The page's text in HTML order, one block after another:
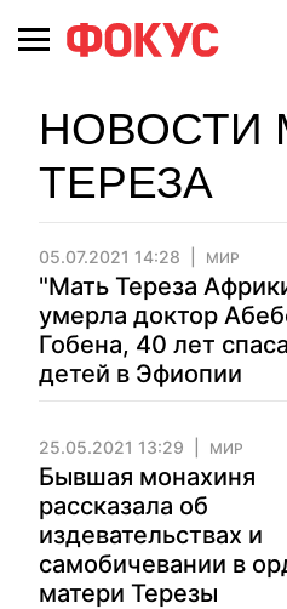
НОВОСТИ
ТЕРЕЗА
05.07.2021 14:28 МИР
"Мать Тереза
умерла доктор
Гобена, 40 лет
детей в Эфиопии
25.05.2021 13:29 МИР
Бывшая монахиня
рассказала об
издевательствах и
самобичевании в
матери Терезы